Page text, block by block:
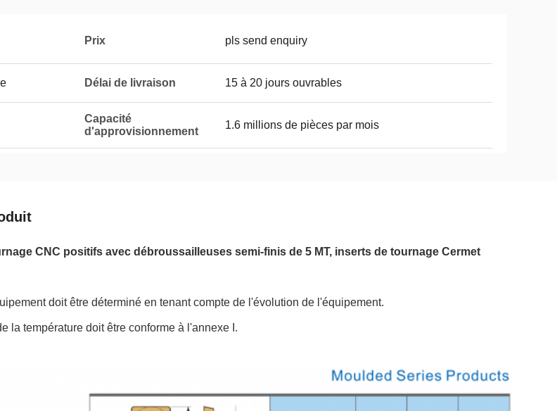
Prix pls send enquiry
Délai de livraison 15 à 20 jours ouvrables
Capacité
d'approvisionnement
1.6 millions de pièces par mois
CNC positifs avec débroussailleuses semi-finis de 5 MT, inserts de tournage Cermet
doit être déterminé en tenant compte de l'évolution de l'équipement.
la température doit être conforme à l'annexe I.